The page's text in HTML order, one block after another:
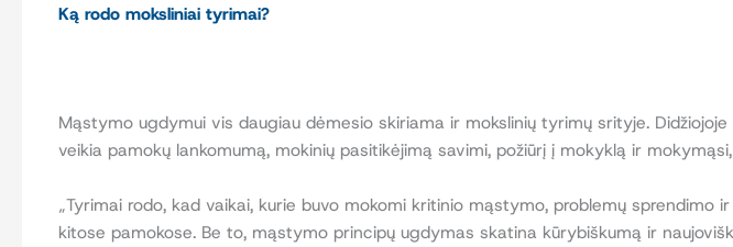
Ką rodo moksliniai tyrimai?
Mąstymo ugdymui vis daugiau dėmesio skiriama ir mokslinių tyrimų srityje.
veikia pamokų lankomumą, mokinių pasitikėjimą savimi, požiūrį į mokyklą ir
„Tyrimai rodo, kad vaikai, kurie buvo mokomi kritinio mąstymo, problemų
kitose pamokose. Be to, mąstymo principų ugdymas skatina kūrybiškumą ir